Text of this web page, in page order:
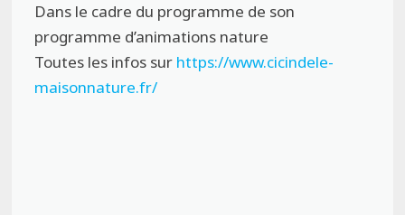
Dans le cadre du programme de son
programme d’animations nature
Toutes les infos sur https://www.cicindele-
maisonnature.fr/